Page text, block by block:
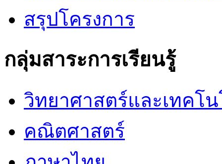
สรุปโครงการ
กลุ่มสาระการเรียนรู้
วิทยาศาสตร์และเทคโ
คณิตศาสตร์